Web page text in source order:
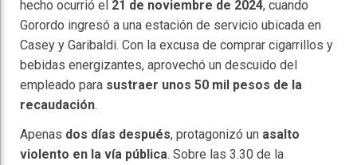
hecho ocurrió el 21 de noviembre de 2024, cuando
Gorordo ingresó a una estación de servicio ubicada en
Casey y Garibaldi. Con la excusa de comprar cigarrillos y
bebidas energizantes, aprovechó un descuido del
empleado para sustraer unos 50 mil pesos de la
recaudación.
Apenas dos días después, protagonizó un asalto
violento en la vía pública. Sobre las 3.30 de la